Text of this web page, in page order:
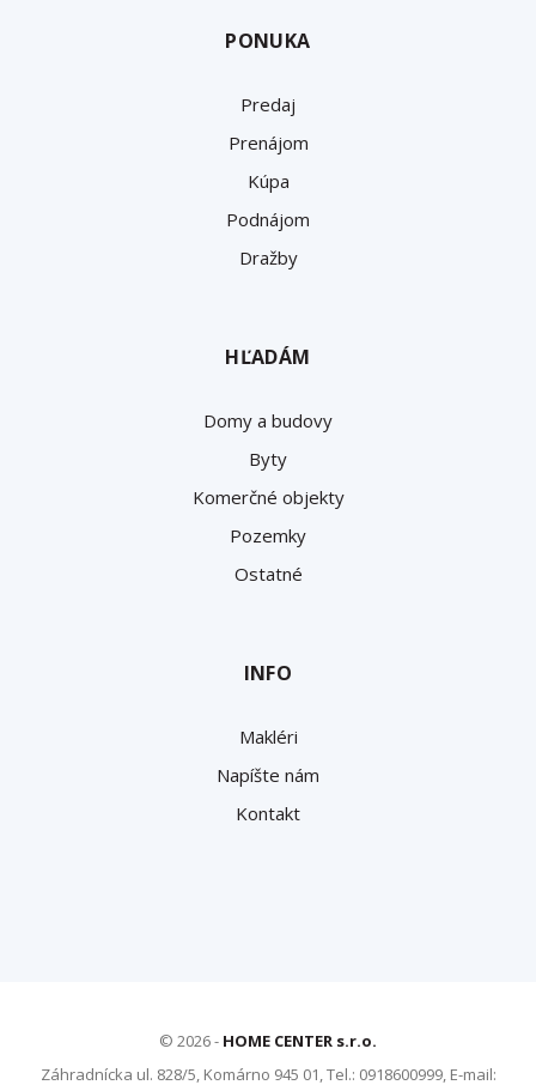
PONUKA
Predaj
Prenájom
Kúpa
Podnájom
Dražby
HĽADÁM
Domy a budovy
Byty
Komerčné objekty
Pozemky
Ostatné
INFO
Makléri
Napíšte nám
Kontakt
© 2026 - HOME CENTER s.r.o.
Záhradnícka ul. 828/5, Komárno 945 01, Tel.: 0918600999, E-mail: